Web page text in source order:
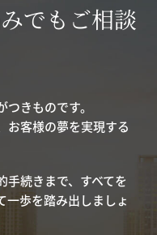
でもご相談
きものです。
お客様の夢を実現する
続きまで、すべてを
一歩を踏み出しましょ